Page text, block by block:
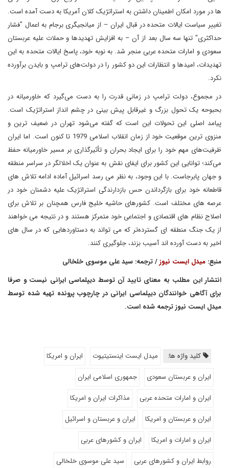
ها در مورد امکان اطمینان داشتن به استراتژیک کلان آمریکا به دست آمده است.
تغییر سیاست ایالات متحده در قبال ایران – از میانجیگری برجام به اعمال "فشار
حداکثری" تنها سه سال بعد از آن – به افزایش تهدیدها و حملات علیه عربستان
سعودی و امارات متحده عربی منجر شد. به نوبه خود، پاسخ ایالات متحده به این
تهدیدات، امیدها و انتظارات این دو کشور را در دولت‌های ترامپ و بایدن برآورده
نکرد.
در مجموع، دولت ترامپ در زمانی قدرت را به دست می‌گیرد که خاورمیانه در
بحبوحه یک تحول بزرگ و غیرقابل پیش بینی در چشم انداز استراتژیک است.
پیامد اصلی این تحولات این است که گفته می‌شود تهران در ضعیف ترین و
منزوی ترین موقعیت خود از زمان انقلاب اسلامی 1979 تا کنون است. اما ایران
ظرفیت‌های مهم خود را برای ایجاد بحران و تأثیرگذاری بر مسیر خاورمیانه حفظ
می‌کند؛ توانایی این کشور برای ایفای نقش به عنوان یک اخلالگر در سراسر منطقه
و جهان پابرجاست. با این وجود، به نظر می رسد اسرائیل آماده ادامه تلاش های
قاطعانه خود برای بازگرداندن حس بازدارندگی استراتژیک علیه دشمنان خود در
عرصه های مختلف است. کشورهای حاشیه خلیج فارس همچنان بر تلاش برای
اصلاح نظام های اقتصادی و اجتماعی خود متمرکز هستند و در نتیجه می خواهند
از یک جنگ منطقه ای گسترده‌تر که می تواند به دستاوردهایی که در سال های
اخیر به دست آورده اند آسیب بزند، جلوگیری کنند.
منبع: میدل ایست نیوز/ ترجمه: سید علی موسوی خلخالی
انتشار این مطلب به معنای تایید آن توسط دیپلماسی ایرانی نیست و صرفا
برای آگاهی خوانندگان دیپلماسی ایرانی در چارچوب پرونده تهیه شده توسط
میدل ایست نیوز ترجمه شده است.
کلید واژه ها: میدل ایست اینستیتیوت
ایران و امریکا
ایران و عربستان سعودی
جمهوری اسلامی ایران
ایران و امارات متحده عربی
مذاکرات ایران و امریکا
ایران و عربستان و امریکا
ایران و عربستان و اسرائیل
ایران و امارات و امریکا
ایران و کشورهای عربی
روابط ایران و کشورهای عربی
سید علی موسوی خلخالی